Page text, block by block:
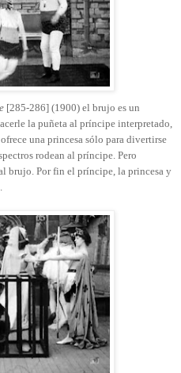
[285-286] (1900) el brujo es un
la puñeta al príncipe interpretado,
una princesa sólo para divertirse
rodean al príncipe. Pero
brujo. Por fin el príncipe, la princesa y